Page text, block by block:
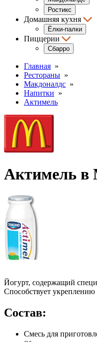
Ростикс
Домашняя кухня
Ёлки-палки
Пиццерии
Сбарро
Главная »
Рестораны »
Макдоналдс »
Напитки »
Актимель
Актимель в
Йогурт, содержащий
Способствует
Состав:
Смесь для